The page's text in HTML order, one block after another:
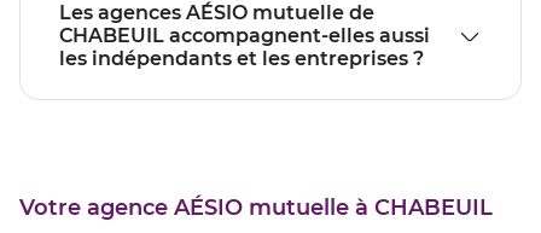
Les agences AÉSIO mutuelle de
CHABEUIL accompagnent-elles aussi
les indépendants et les entreprises ?
Votre agence AÉSIO mutuelle à CHABEUIL